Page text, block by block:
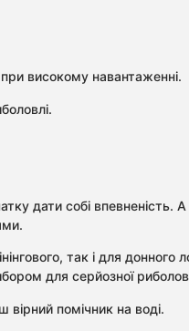
високому навантаженні.
дати собі
так і для донного
для серйозної
помічник на воді.